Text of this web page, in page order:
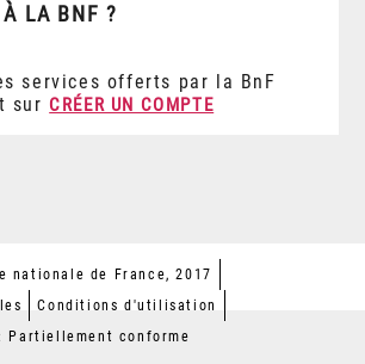
À LA BNF ?
services offerts par la BnF
sur CRÉER UN COMPTE
nationale de France, 2017
Conditions d'utilisation
Partiellement conforme